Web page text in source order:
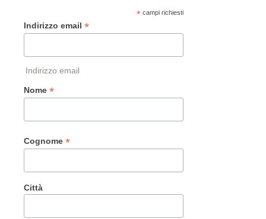
*campi richiesti
Indirizzo email *
Indirizzo email
Nome *
Cognome *
Città